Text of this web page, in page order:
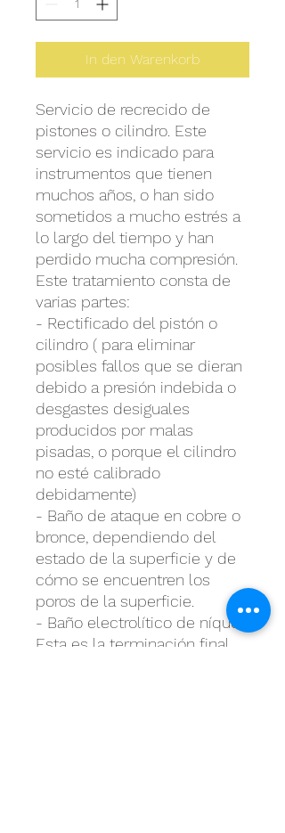
In den Warenkorb
Servicio de recrecido de
pistones o cilindro. Este
servicio es indicado para
instrumentos que tienen
muchos años, o han sido
sometidos a mucho estrés a
lo largo del tiempo y han
perdido mucha compresión.
Este tratamiento consta de
varias partes:
- Rectificado del pistón o
cilindro ( para eliminar
posibles fallos que se dieran
debido a presión indebida o
desgastes desiguales
producidos por malas
pisadas, o porque el cilindro
no esté calibrado
debidamente)
- Baño de ataque en cobre o
bronce, dependiendo del
estado de la superficie y de
cómo se encuentren los
poros de la superficie.
- Baño electrolítico de níquel.
Esta es la terminación final